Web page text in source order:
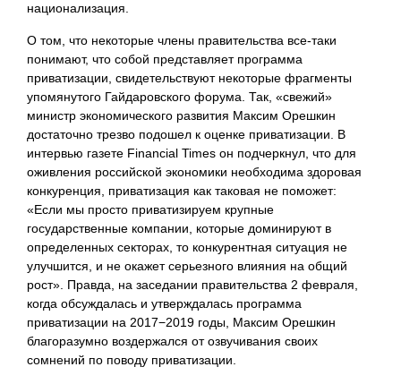
национализация.
О том, что некоторые члены правительства все-таки
понимают, что собой представляет программа
приватизации, свидетельствуют некоторые фрагменты
упомянутого Гайдаровского форума. Так, «свежий»
министр экономического развития Максим Орешкин
достаточно трезво подошел к оценке приватизации. В
интервью газете Financial Times он подчеркнул, что для
оживления российской экономики необходима здоровая
конкуренция, приватизация как таковая не поможет:
«Если мы просто приватизируем крупные
государственные компании, которые доминируют в
определенных секторах, то конкурентная ситуация не
улучшится, и не окажет серьезного влияния на общий
рост». Правда, на заседании правительства 2 февраля,
когда обсуждалась и утверждалась программа
приватизации на 2017−2019 годы, Максим Орешкин
благоразумно воздержался от озвучивания своих
сомнений по поводу приватизации.